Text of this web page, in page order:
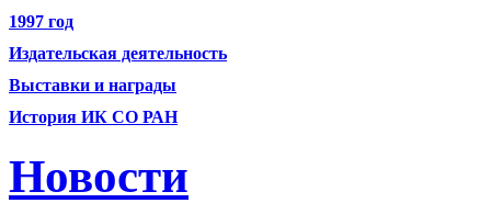
1997 год
Издательская деятельность
Выставки и награды
История ИК СО РАН
Новости